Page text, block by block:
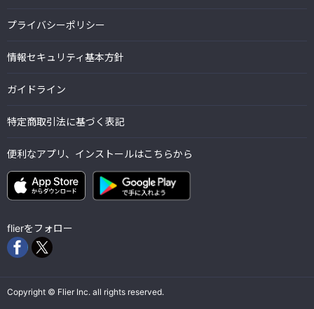
プライバシーポリシー
情報セキュリティ基本方針
ガイドライン
特定商取引法に基づく表記
便利なアプリ、インストールはこちらから
flierをフォロー
Copyright © Flier Inc. all rights reserved.